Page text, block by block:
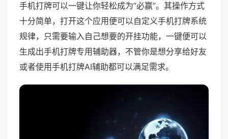
手机打牌可以一键让你轻松成为“必赢”。其操作方式
十分简单，打开这个应用便可以自定义手机打牌系统
规律，只需要输入自己想要的开挂功能，一键便可以
生成出手机打牌专用辅助器，不管你是想分享给好友
或者使用手机打牌AI辅助都可以满足需求。